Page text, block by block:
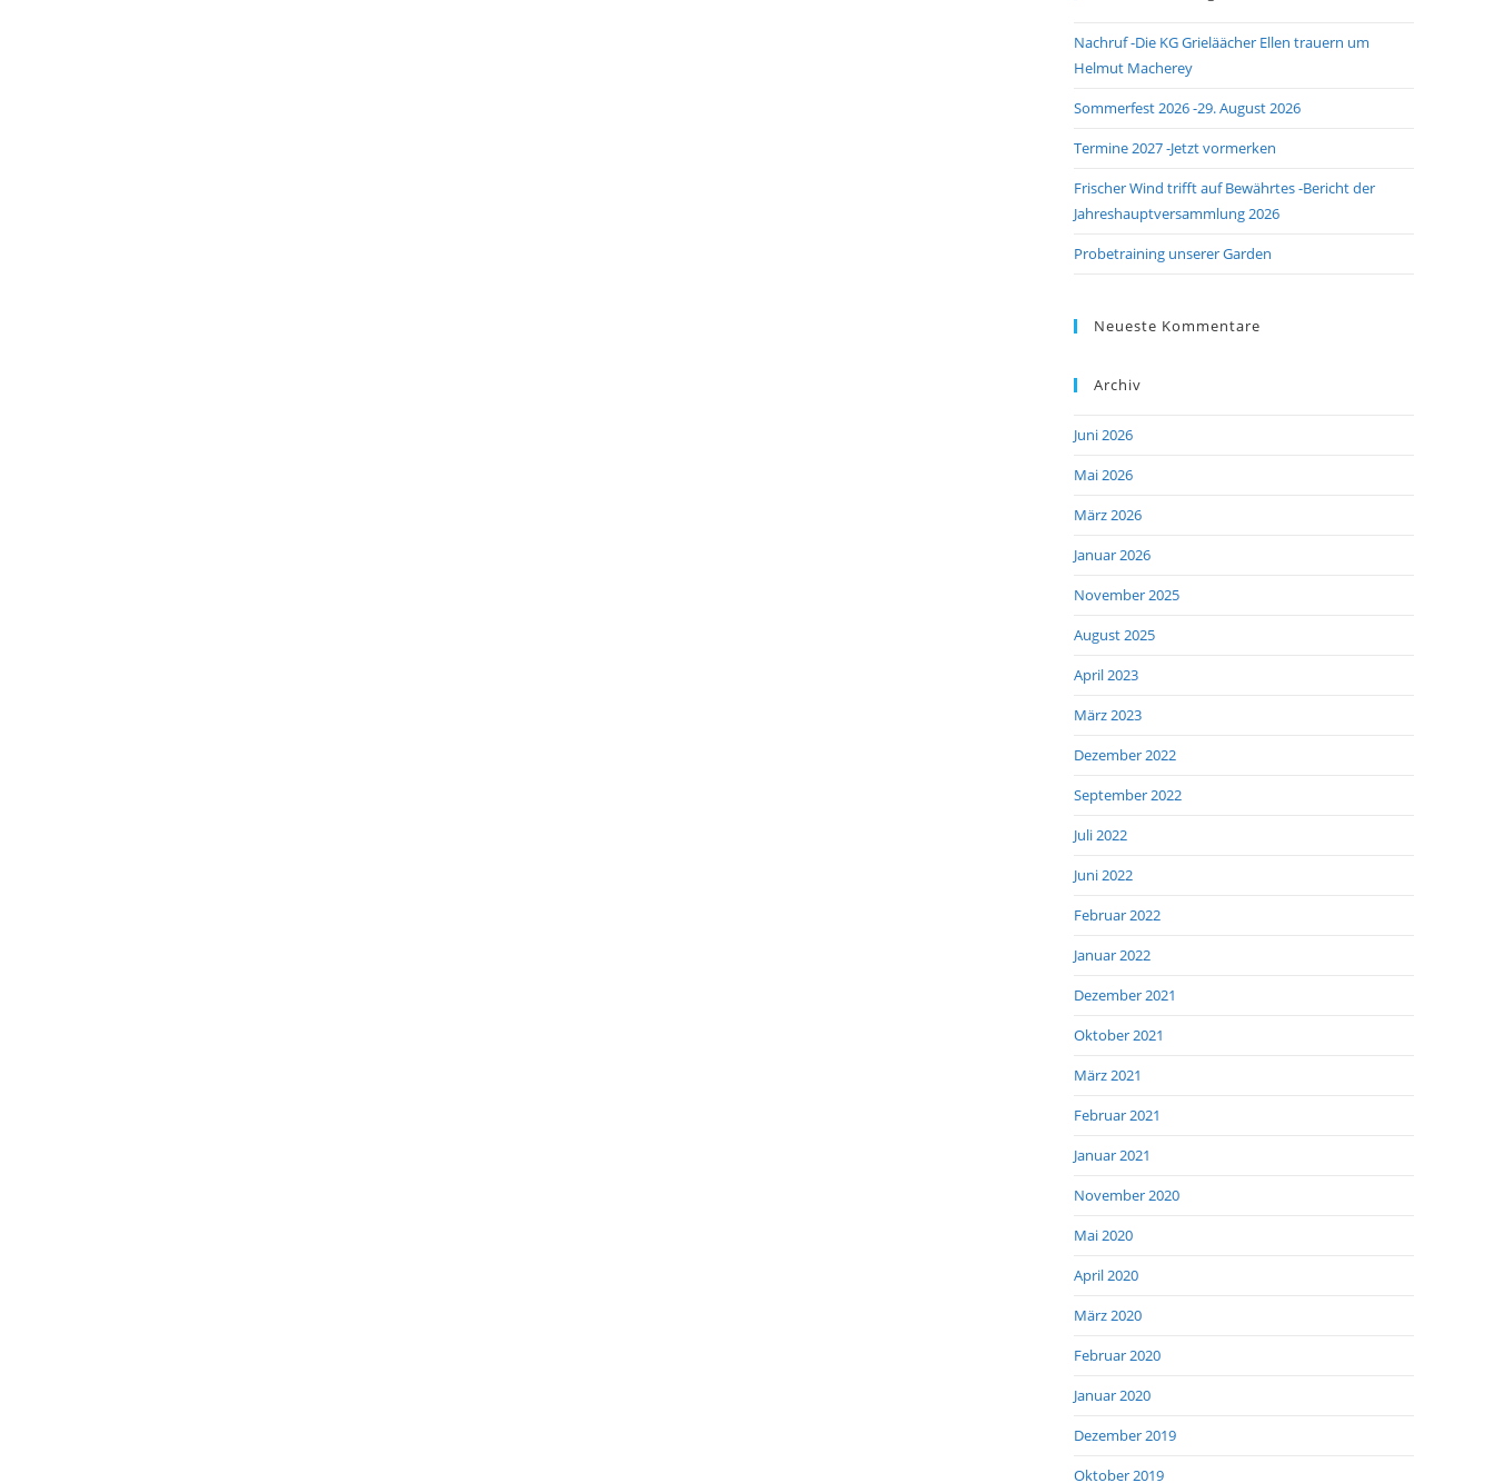
Nachruf -Die KG Grieläächer Ellen trauern um
Helmut Macherey
Sommerfest 2026 -29. August 2026
Termine 2027 -Jetzt vormerken
Frischer Wind trifft auf Bewährtes -Bericht der
Jahreshauptversammlung 2026
Probetraining unserer Garden
Neueste Kommentare
Archiv
Juni 2026
Mai 2026
März 2026
Januar 2026
November 2025
August 2025
April 2023
März 2023
Dezember 2022
September 2022
Juli 2022
Juni 2022
Februar 2022
Januar 2022
Dezember 2021
Oktober 2021
März 2021
Februar 2021
Januar 2021
November 2020
Mai 2020
April 2020
März 2020
Februar 2020
Januar 2020
Dezember 2019
Oktober 2019